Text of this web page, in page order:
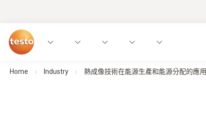
Home Industry 熱成像技術在能源生產和能源分配的應用